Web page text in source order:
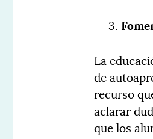
La
de
recurso
aclarar
que los